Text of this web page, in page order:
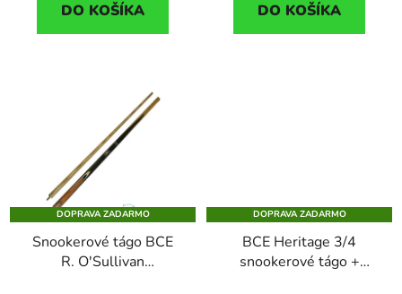
DO KOŠÍKA DO KOŠÍKA
DOPRAVA ZADARMO
Snookerové tágo BCE
R. O'Sullivan
DOPRAVA ZADARMO
BCE Heritage 3/4
snookerové tágo +